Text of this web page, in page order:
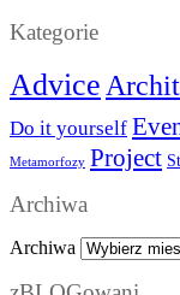
Kategorie
Advice
Do it yourself
Metamorfozy Project
Archiwa
Archiwa